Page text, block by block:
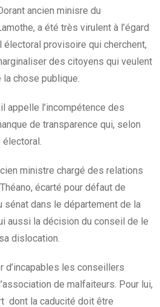
ancien minisre du
a été très virulent à l’égard
provisoire qui cherchent,
des citoyens qui veulent
chose publique.
appelle l’incompétence des
de transparence qui, selon
ministre chargé des relations
écarté pour défaut de
sénat dans le département de la
aussi la décision du conseil de le
dislocation.
d’incapables les conseillers
de malfaiteurs. Pour lui,
dont la caducité doit être